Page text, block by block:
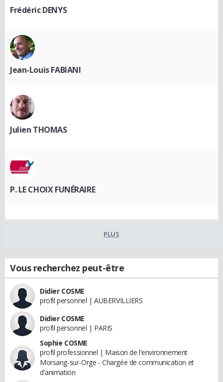
Frédéric DENYS
Jean-Louis FABIANI
Julien THOMAS
P. LE CHOIX FUNÉRAIRE
PLUS
Vous recherchez peut-être
Didier COSME
profil personnel | AUBERVILLIERS
Didier COSME
profil personnel | PARIS
Sophie COSME
profil professionnel | Maison de l'environnement
Morsang-sur-Orge - Chargée de communication et
d'animation